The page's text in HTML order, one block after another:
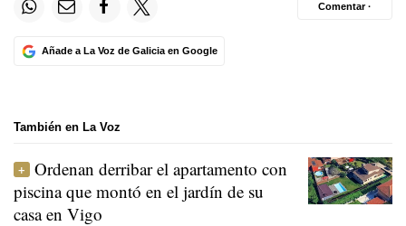
Añade a La Voz de Galicia en Google
Comentar ·
También en La Voz
Ordenan derribar el apartamento con
piscina que montó en el jardín de su
casa en Vigo